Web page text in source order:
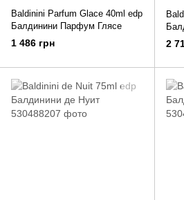
Baldinini Parfum Glace 40ml edp
Балдинини Парфум Глясе
1 486 грн 2